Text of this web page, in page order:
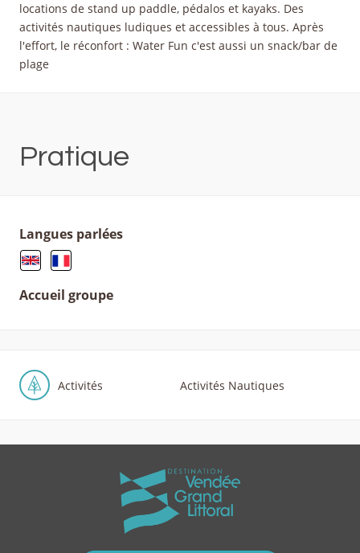
locations de stand up paddle, pédalos et kayaks. Des
activités nautiques ludiques et accessibles à tous. Après
l'effort, le réconfort : Water Fun c'est aussi un snack/bar de
plage
Pratique
Langues parlées
Accueil groupe
Activités Activités Nautiques